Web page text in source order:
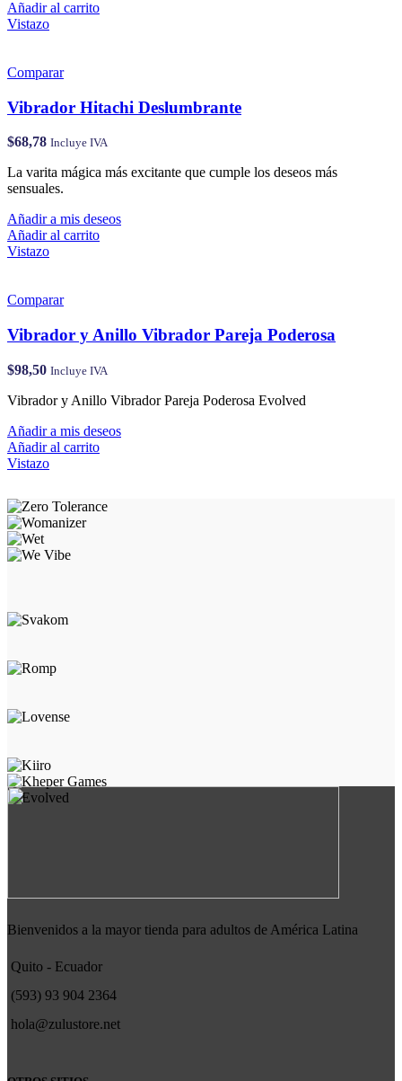
Añadir al carrito
Vistazo
Comparar
Vibrador Hitachi Deslumbrante
$68,78 Incluye IVA
La varita mágica más excitante que cumple los deseos más
sensuales.
Añadir a mis deseos
Añadir al carrito
Vistazo
Comparar
Vibrador y Anillo Vibrador Pareja Poderosa
$98,50 Incluye IVA
Vibrador y Anillo Vibrador Pareja Poderosa Evolved
Añadir a mis deseos
Añadir al carrito
Vistazo
Bienvenidos a la mayor tienda para adultos de América Latina
Quito - Ecuador
(593) 93 904 2364
hola@zulustore.net